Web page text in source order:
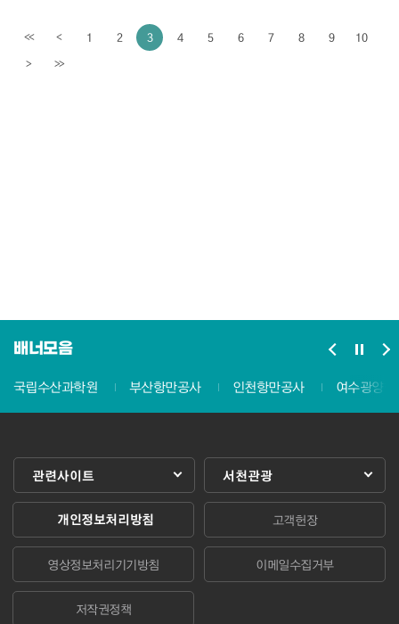
<< <이전페이지
1 2 3 4 5 6 7 8 9 10
>다음페이지
>>
배너모음
국립수산과학원
부산항만공사 인천항만공사 여수광양
개인정보처리방침 고객헌장
영상정보처리기기방침 이메일수집거부
저작권정책
관련사이트 서천관광